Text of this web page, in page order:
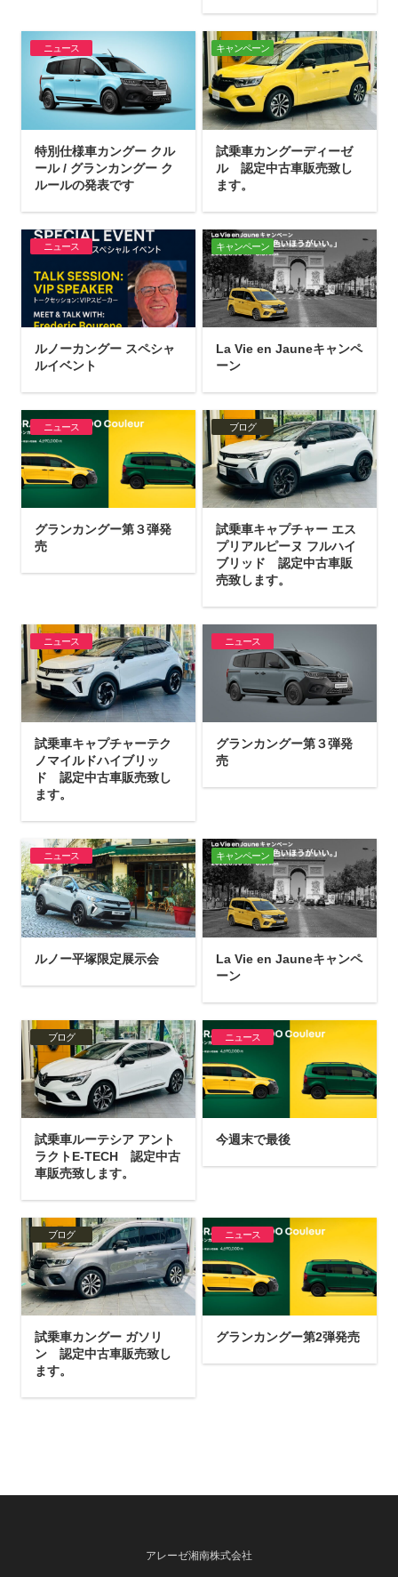
ニュース
特別仕様車カングー クル
ール / グランカングー ク
ルールの発表です
キャンペーン
試乗車カングーディーゼ
ル 認定中古車販売致し
ます。
ニュース
ルノーカングー スペシャ
ルイベント
キャンペーン
La Vie en Jauneキャンペ
ーン
ニュース
グランカングー第３弾発
売
ブログ
試乗車キャプチャー エス
プリアルピーヌ フルハイ
ブリッド 認定中古車販
売致します。
ニュース
試乗車キャプチャーテク
ノマイルドハイブリッ
ド 認定中古車販売致し
ます。
ニュース
グランカングー第３弾発
売
ニュース
ルノー平塚限定展示会
キャンペーン
La Vie en Jauneキャンペ
ーン
ブログ
試乗車ルーテシア アント
ラクトE-TECH 認定中古
車販売致します。
ニュース
今週末で最後
ブログ
試乗車カングー ガソリ
ン 認定中古車販売致し
ます。
ニュース
グランカングー第2弾発売
アレーゼ湘南株式会社